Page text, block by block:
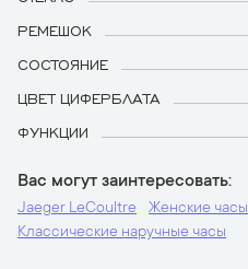
РЕМЕШОК
СОСТОЯНИЕ
ЦВЕТ ЦИФЕРБЛАТА
ФУНКЦИИ
Вас могут заинтересовать
Jaeger LeCoultre Женские часы
Классические наручные часы